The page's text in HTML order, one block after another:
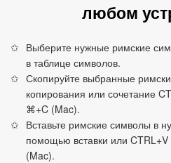
любом
Выберите нужные римские
в таблице символов.
Скопируйте выбранные
копирования или сочетание
⌘+C (Mac).
Вставьте римские символы в
помощью вставки или
(Mac).